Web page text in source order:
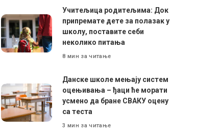
Учитељица родитељима: Док
припремате дете за полазак у
школу, поставите себи
неколико питања
8 мин за читање
Данске школе мењају систем
оцењивања – ђаци ће морати
усмено да бране СВАКУ оцену
са теста
3 мин за читање